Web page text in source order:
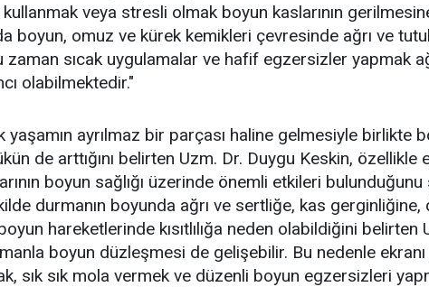
veya stresli olmak boyun kaslarının
boyun, omuz ve kürek kemikleri çevresinde ağrı ve
sıcak uygulamalar ve hafif egzersizler yapmak
olabilmektedir."
yaşamın ayrılmaz bir parçası haline gelmesiyle birlikte
de arttığını belirten Uzm. Dr. Duygu Keskin, özellikle
boyun sağlığı üzerinde önemli etkileri
durmanın boyunda ağrı ve sertliğe, kas gerginliğine,
hareketlerinde kısıtlılığa neden olabildiğini belirten
boyun düzleşmesi de gelişebilir. Bu nedenle
sık sık mola vermek ve düzenli boyun egzersizleri